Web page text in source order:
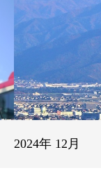
2024年 12月
プロフィール
政策